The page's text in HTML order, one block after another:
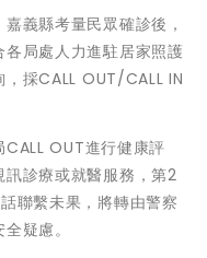
義縣考量民眾確診後，
局處人力進駐居家照護
採CALL OUT/CALL IN
OUT進行健康評
診療或就醫服務，第2
聯繫未果，將轉由警察
疑慮。